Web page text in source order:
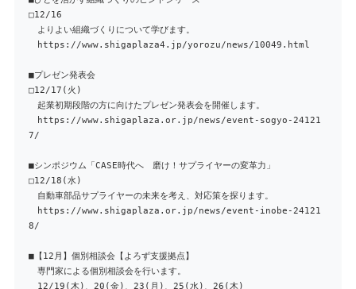
□12/16
よりよい組織づくりについて学びます。
https://www.shigaplaza4.jp/yorozu/news/10049.html
■プレゼン発表会
□12/17(火)
起業初期段階の方に向けたプレゼン発表会を開催します。
https://www.shigaplaza.or.jp/news/event-sogyo-24121
7/
■シンポジウム「CASE時代へ 磨け！サプライヤーの変革力」
□12/18(水)
自動車部品サプライヤーの未来を考え、対応策を探ります。
https://www.shigaplaza.or.jp/news/event-inobe-24121
8/
■【12月】個別相談会【よろず支援拠点】
専門家による個別相談会を行います。
12/19(木)、20(金)、23(月)、25(水)、26(木)